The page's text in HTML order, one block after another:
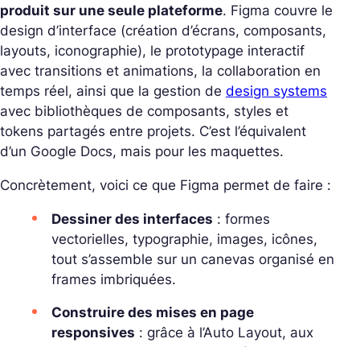
produit sur une seule plateforme. Figma couvre le
design d’interface (création d’écrans, composants,
layouts, iconographie), le prototypage interactif
avec transitions et animations, la collaboration en
temps réel, ainsi que la gestion de design systems
avec bibliothèques de composants, styles et
tokens partagés entre projets. C’est l’équivalent
d’un Google Docs, mais pour les maquettes.
Concrètement, voici ce que Figma permet de faire :
Dessiner des interfaces : formes
vectorielles, typographie, images, icônes,
tout s’assemble sur un canevas organisé en
frames imbriquées.
Construire des mises en page
responsives : grâce à l’Auto Layout, aux